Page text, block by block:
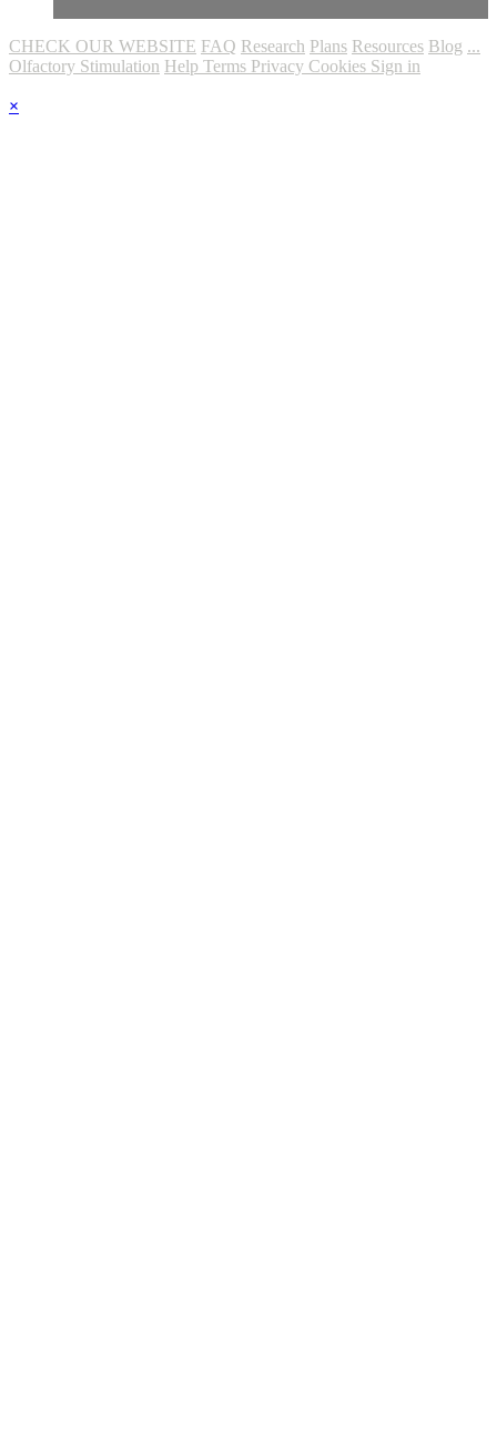
CHECK OUR WEBSITE FAQ Research Plans Resources Blog ...
Olfactory Stimulation Help Terms Privacy Cookies Sign in
×